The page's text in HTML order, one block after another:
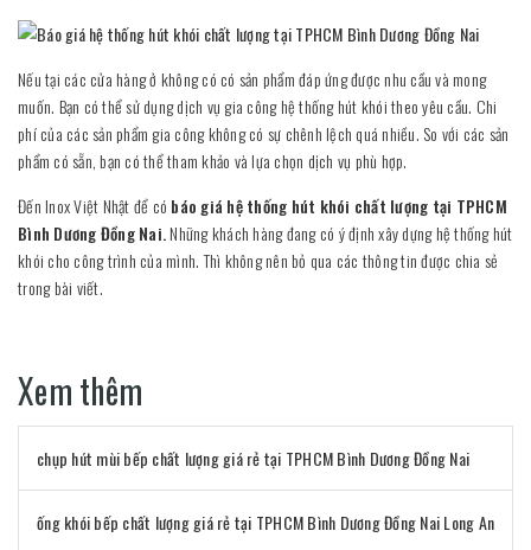
Nếu tại các cửa hàng ở không có có sản phẩm đáp ứng được nhu cầu và mong
muốn. Bạn có thể sử dụng dịch vụ gia công hệ thống hút khói theo yêu cầu. Chi
phí của các sản phẩm gia công không có sự chênh lệch quá nhiều. So với các sản
phẩm có sẵn, bạn có thể tham khảo và lựa chọn dịch vụ phù hợp.
Đến Inox Việt Nhật để có báo giá hệ thống hút khói chất lượng tại TPHCM
Bình Dương Đồng Nai.Những khách hàng đang có ý định xây dựng hệ thống hút
khói cho công trình của mình. Thì không nên bỏ qua các thông tin được chia sẻ
trong bài viết.
Xem thêm
chụp hút mùi bếp chất lượng giá rẻ tại TPHCM Bình Dương Đồng Nai
ống khói bếp chất lượng giá rẻ tại TPHCM Bình Dương Đồng Nai Long An